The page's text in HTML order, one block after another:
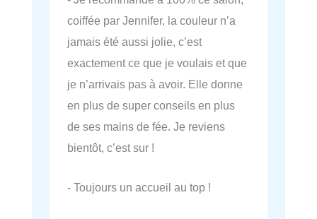
coiffée par Jennifer, la couleur n’a
jamais été aussi jolie, c’est
exactement ce que je voulais et que
je n’arrivais pas à avoir. Elle donne
en plus de super conseils en plus
de ses mains de fée. Je reviens
bientôt, c’est sur !
- Toujours un accueil au top !